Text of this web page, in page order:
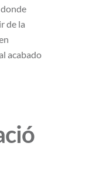
de la
acabado